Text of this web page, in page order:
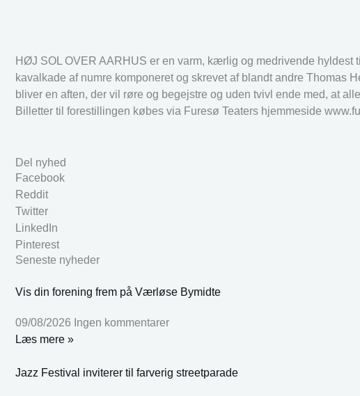
HØJ SOL OVER AARHUS er en varm, kærlig og medrivende hyldest
kavalkade af numre komponeret og skrevet af blandt andre Thomas
bliver en aften, der vil røre og begejstre og uden tvivl ende med, at
Billetter til forestillingen købes via Furesø Teaters hjemmeside
Del nyhed
Facebook
Reddit
Twitter
LinkedIn
Pinterest
Seneste nyheder
Vis din forening frem på Værløse Bymidte
09/08/2026 Ingen kommentarer
Læs mere »
Jazz Festival inviterer til farverig streetparade